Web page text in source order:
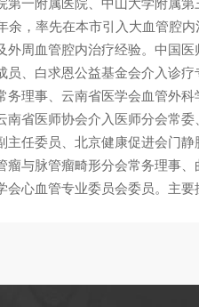
第一附属医院、中山大学附属
余，率先在本市引入大血管腔
外周血管腔内治疗经验。中国
员、白求恩公益基金会介入诊
务理事、云南省医学会血管外
南省医师协会介入医师分会常
主任委员、北京健康促进会门
瘤与脉管瘤畸形分会常务理事
会心血管专业委员会委员。主